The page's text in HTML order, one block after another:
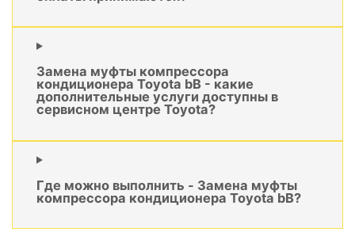
Замена муфты компрессора
кондиционера Toyota bB - какие
дополнительные услуги доступны в
сервисном центре Toyota?
Где можно выполнить - Замена муфты
компрессора кондиционера Toyota bB?